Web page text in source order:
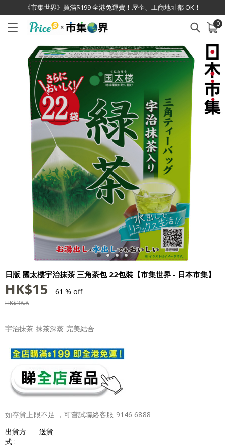
《市集世界》買滿$199 全港免運費！屋企、工商地址都 OK！
0
已加入購物車 查看
日版 國太樓宇治抺茶 三角茶包 22包裝【市集世界 - 日本市集】
HK$15 61 % off
HK$38.8
宇治抺茶 抹茶深蒸 完美結合
如存貨上限不足 ，可嘗試聯絡客服 9146 6888
出貨方
式 :
送貨